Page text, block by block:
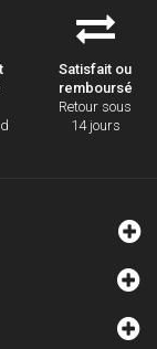
Satisfait ou
remboursé
Retour sous
14 jours